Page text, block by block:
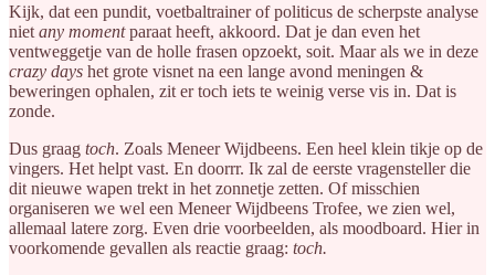
Kijk, dat een pundit, voetbaltrainer of politicus de scherpste analyse
niet any momentparaat heeft, akkoord. Dat je dan even het
ventweggetje van de holle frasen opzoekt, soit. Maar als we in deze
crazy days het grote visnet na een lange avond meningen &
beweringen ophalen, zit er toch iets te weinig verse vis in. Dat is
zonde.
Dus graag toch. Zoals Meneer Wijdbeens. Een heel klein tikje op de
vingers. Het helpt vast. En doorrr. Ik zal de eerste vragensteller die
dit nieuwe wapen trekt in het zonnetje zetten. Of misschien
organiseren we wel een Meneer Wijdbeens Trofee, we zien wel,
allemaal latere zorg. Even drie voorbeelden, als moodboard. Hier in
voorkomende gevallen als reactie graag: toch.